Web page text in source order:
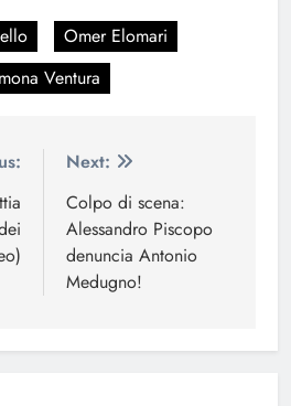
Omer Elomari
Ventura
Next:
Colpo di scena:
Alessandro Piscopo
denuncia Antonio
Medugno!